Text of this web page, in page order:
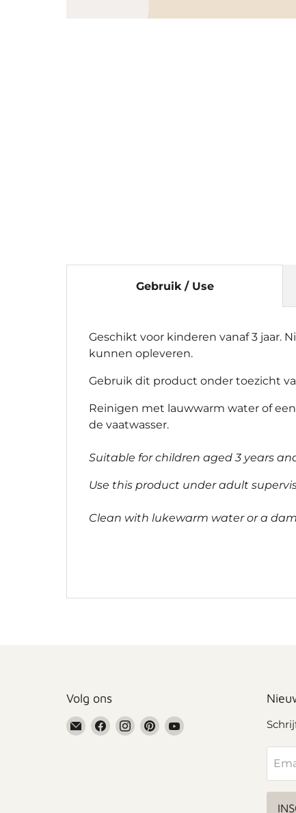
Gebruik / Use
Geschikt voor kinderen vanaf 3 jaar.
kunnen opleveren.
Gebruik dit product onder toezicht
Reinigen met lauwwarm water of
de vaatwasser.
Suitable for children aged 3 years
Use this product under adult
Clean with lukewarm water or a
Volg ons
EmailVindVindVindVind